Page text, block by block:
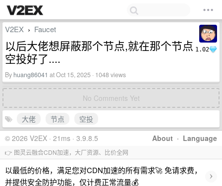
1.02
V2EX › Faucet
以后大佬想屏蔽那个节点,就在那个节点
空投好了....
By huang86041 at Oct 15, 2025 · 1048 views
No Comments Yet
大佬 节点
空投
About · Language
© 2026 V2EX · 21ms · 3.9.8.5
👉 图灵云融合CDN加速，大厂资源、比价全网
以最低的价格，满足您对CDN加速的所有需求🚀 免请求费，
并提供安全防护功能，仅计费正常流量💰
›